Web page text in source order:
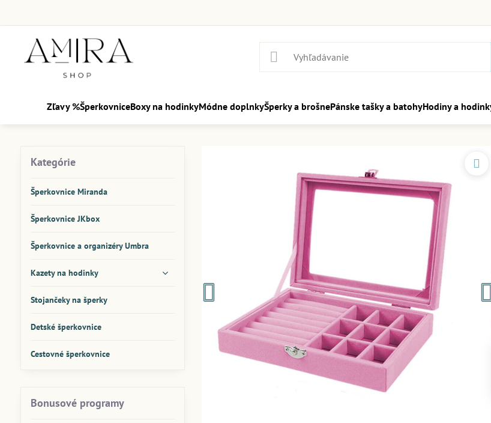
Zľavy %ŠperkovniceBoxy na hodinkyMódne doplnkyŠperky a brošnePánske tašky a batohyHodiny a
Kategórie
Šperkovnice Miranda
Šperkovnice JKbox
Šperkovnice a organizéry Umbra
Kazety na hodinky
Stojančeky na šperky
Detské šperkovnice
Cestovné šperkovnice
Bonusové programy